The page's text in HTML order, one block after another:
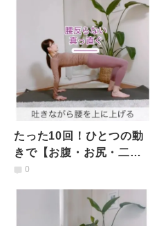
たった10回！ひとつの動
きで【お腹・お尻・二の
腕引き締め】を同時に叶
0